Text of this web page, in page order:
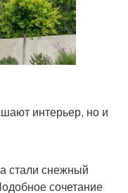
интерьер, но и
стали снежный
сочетание